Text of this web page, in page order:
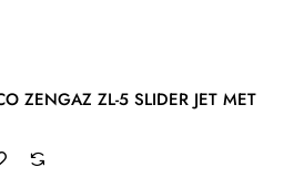
ZENGAZ ZL-5 SLIDER JET MET